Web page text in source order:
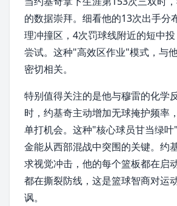
的数据崇拜。细看他的13次出手分
理冲撞区 ，4次罚球线附近的短中
尝试。这种"高效区作业"模式，与
密切相关。
特别值得关注的是他与穆雷的化学
时，约基奇主动增加无球掩护频率
单打机会。这种"核心球员甘当绿
金能从西部混战中突围的关键。约
求视觉冲击，他的每个篮板都在启
都在撕裂防线，这是篮球智商对运
讽。